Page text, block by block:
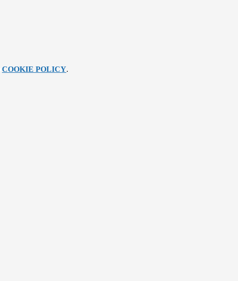
COOKIE POLICY.